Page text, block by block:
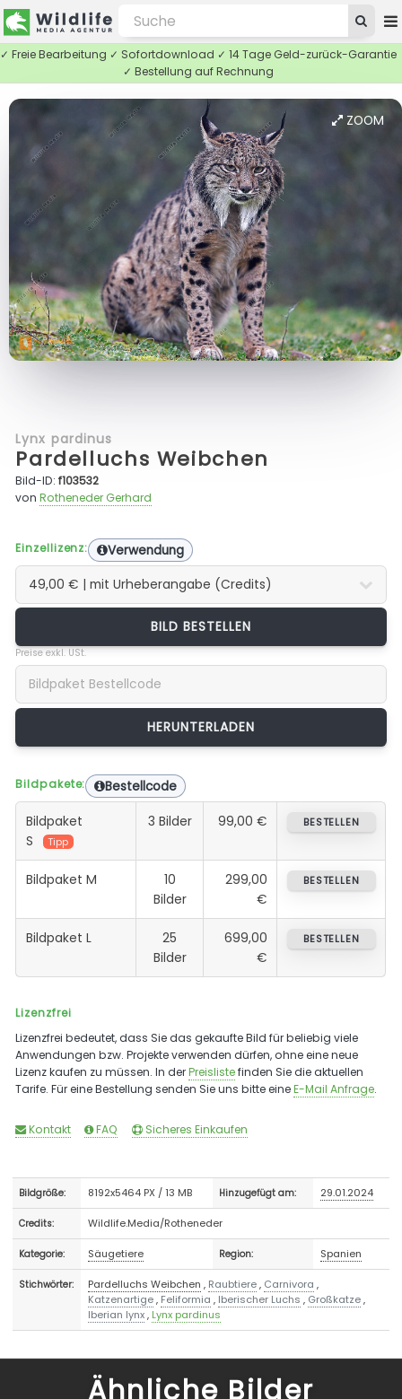
✓ Freie Bearbeitung ✓ Sofortdownload ✓ 14 Tage Geld-zurück-Garantie
✓ Bestellung auf Rechnung
ZOOM
Lynx pardinus
Pardelluchs Weibchen
Bild-ID:f103532
vonRotheneder Gerhard
Einzellizenz: Verwendung
BILD BESTELLEN
Preise exkl. USt.
Bildpakete: Bestellcode
Bildpaket
S
Tipp
3 Bilder 99,00 € BESTELLEN
Bildpaket M
10
Bilder
299,00
€
BESTELLEN
Bildpaket L
25
Bilder
699,00
€
BESTELLEN
Lizenzfrei
Lizenzfrei bedeutet, dass Sie das gekaufte Bild für beliebig viele
Anwendungen bzw. Projekte verwenden dürfen, ohne eine neue
Lizenz kaufen zu müssen. In derPreislistefinden Sie die aktuellen
Tarife. Für eine Bestellung senden Sie uns bitte eineE-Mail Anfrage.
Kontakt FAQ Sicheres Einkaufen
Bildgröße: 8192x5464 PX / 13 MB Hinzugefügt am: 29.01.2024
Credits: Wildlife.Media/Rotheneder
Kategorie: Säugetiere Region: Spanien
Stichwörter: Pardelluchs Weibchen , Raubtiere, Carnivora ,
Katzenartige, Feliformia , Iberischer Luchs , Großkatze,
Iberian lynx, Lynx pardinus
Ähnliche Bilder